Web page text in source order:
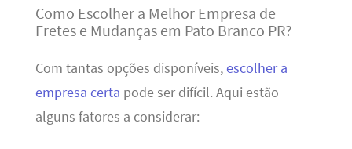
Como Escolher a Melhor Empresa de
Fretes e Mudanças em Pato Branco PR?
Com tantas opções disponíveis,escolher a
empresa certa pode ser difícil. Aqui estão
alguns fatores a considerar: